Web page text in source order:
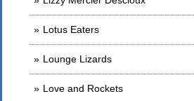
Lotus Eaters
Lounge Lizards
Love and Rockets